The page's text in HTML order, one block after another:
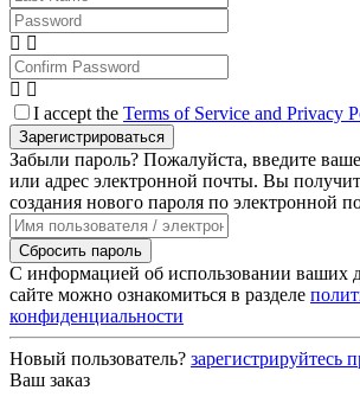
I accept the Terms of Service and Privacy
Зарегистрироваться
Забыли пароль? Пожалуйста, введите
или адрес электронной почты. Вы
создания нового пароля по электронной
Сбросить пароль
С информацией об использовании ваших
сайте можно ознакомиться в разделе
конфиденциальности
Новый пользователь? зарегистрируйтесь
Ваш заказ